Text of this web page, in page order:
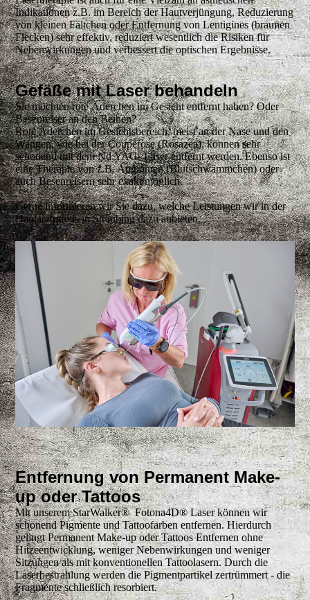
Indikationen z.B. im Bereich der Hautverjüngung, Reduzierung
von kleinen Fältchen oder Entfernung von Lentigines (braunen
Flecken) sehr effektiv, reduziert wesentlich die Risiken für
Nebenwirkungen und verbessert die optischen Ergebnisse.
Gefäße mit Laser behandeln
Sie möchten rote Äderchen im Gesicht entfernt haben? Oder
Besenreiser an den Beinen?
Rote Äderchen im Gesichtsbereich, meist an der Nase und den
Wangen, wie bei der Couperose (Rosazea), können sehr
schonend mit dem Nd:YAG- Laser entfernt werden. Ebenso ist
eine Therapie von z.B. Angiomen (Blutschwämmchen) oder
auch Besenreisern sehr exakt möglich.
Gerne informieren wir Sie dazu, welche Leistungen wir in der
Hautarztpraxis in Straubing dazu anbieten.
Entfernung von Permanent Make-
up oder Tattoos
Mit unserem StarWalker® Fotona4D® Laser können wir
schonend Pigmente und Tattoofarben entfernen. Hierdurch
gelingt Permanent Make-up oder Tattoos Entfernen ohne
Hitzeentwicklung, weniger Nebenwirkungen und weniger
Sitzungen als mit konventionellen Tattoolasern. Durch die
Laserbestrahlung werden die Pigmentpartikel zertrümmert - die
Fragmente schließlich resorbiert.